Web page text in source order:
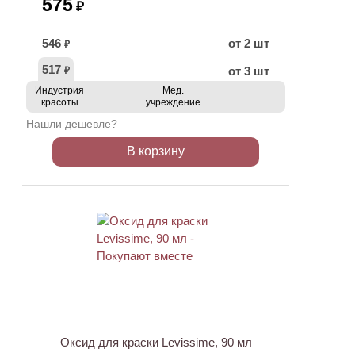
575 ₽
546 ₽
от 2 шт
517 ₽ от 3 шт
Индустрия
красоты
Мед.
учреждение
Нашли дешевле?
В корзину
Оксид для краски Levissime, 90 мл